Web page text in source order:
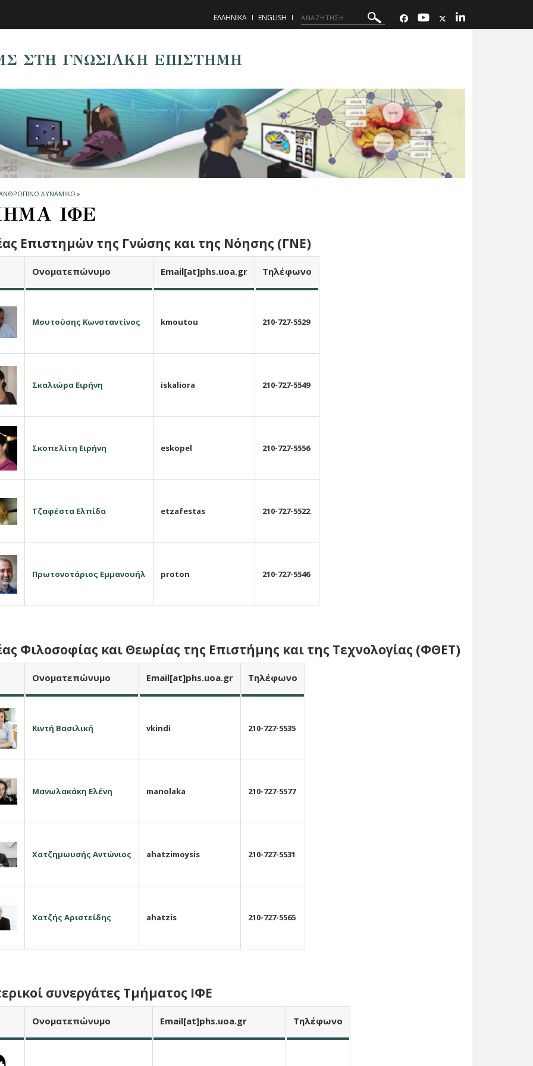
ΕΛΛΗΝΙΚΑ ENGLISH
ΣΤΗ ΓΝΩΣΙΑΚΗ ΕΠΙΣΤΗΜΗ
ΔΥΝΑΜΙΚΟ »
ΙΦΕ
Επιστημών της Γνώσης και της Νόησης (ΓΝΕ)
Ονοματεπώνυμο Email[at]phs.uoa.gr Τηλέφωνο
Μουτούσης Κωνσταντίνος kmoutou 210-727-5529
Σκαλιώρα Ειρήνη iskaliora 210-727-5549
Σκοπελίτη Ειρήνη eskopel 210-727-5556
Τζαφέστα Ελπίδα etzafestas 210-727-5522
Πρωτονοτάριος Εμμανουήλ proton 210-727-5546
Φιλοσοφίας και Θεωρίας της Επιστήμης και της Τεχνολογίας (ΦΘΕΤ)
Ονοματεπώνυμο Email[at]phs.uoa.gr Τηλέφωνο
Κιντή Βασιλική vkindi 210-727-5535
Μανωλακάκη Ελένη manolaka 210-727-5577
Χατζημωυσής Αντώνιος ahatzimoysis 210-727-5531
Χατζής Αριστείδης ahatzis 210-727-5565
συνεργάτες Τμήματος ΙΦΕ
Ονοματεπώνυμο Email[at]phs.uoa.gr Τηλέφωνο